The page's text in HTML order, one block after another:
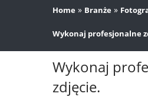
Home » Branże »
Wykonaj profesjonalne
Wykonaj
zdjęcie.